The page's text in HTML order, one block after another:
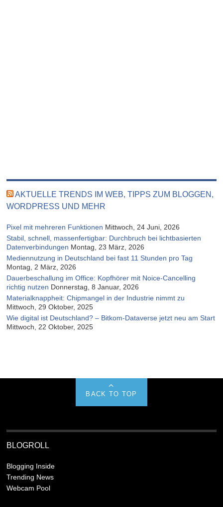
AKTUELLE TRENDS IM WEB, TIPPS ZUM BLOGGEN,
WORDPRESS UND MEHR
Pixel mit mehreren Funktionen Mittwoch, 24 Juni, 2026
Stabil, schnell, massenfertigbar: Durchbruch bei lichtbasierten
Datenverbindungen Montag, 23 März, 2026
Mediennutzung in Deutschland bei fast 11 Stunden pro Tag
Montag, 2 März, 2026
Dauerbeschallung im Office: Kopfhörer mit Noice-Cancelling
richtig nutzen Donnerstag, 8 Januar, 2026
Materialknappheit: Chipmangel in der Industrie nimmt zu
Mittwoch, 29 Oktober, 2025
Wie digital ist Deutschland? – Bitkom-Dataverse jetzt neu am Start
Mittwoch, 22 Oktober, 2025
BACK TO TOP
BLOGROLL
Blogging Inside
Trending News
Webcam Pool